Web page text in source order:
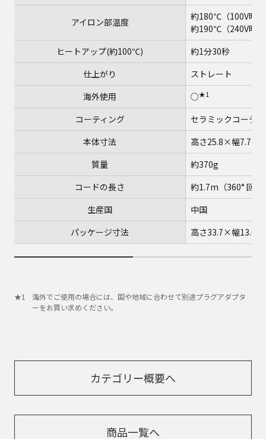
アイロン部温度
約180℃（100V時）
約190℃（240V時）
ヒートアップ(約100℃)
約1分30秒
仕上がり
ストレート
海外使用
○★1
コーティング
セラミックコーテ
本体寸法
高さ25.8×幅7.7×
質量
約370g
コードの長さ
約1.7m（360° 回転
生産国
中国
パッケージ寸法
高さ33.7×幅13.6×
海外でご使用の場合には、国や地域に合わせて別途プラグアダプタ
ーをお買い求めください。
カテゴリー概要へ
商品一覧へ